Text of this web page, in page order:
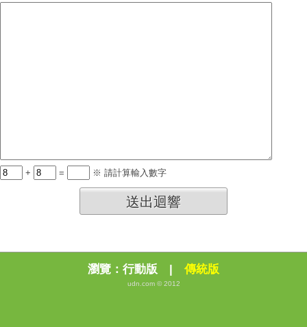
+ = ※ 請計算輸入數字
送出迴響
瀏覽： 行動版 | 傳統版
udn.com © 2012